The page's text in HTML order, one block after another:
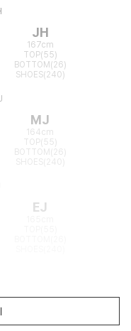
JH
167cm
TOP(55)
BOTTOM(26)
SHOES(240)
MJ
164cm
TOP(55)
BOTTOM(26)
EJ